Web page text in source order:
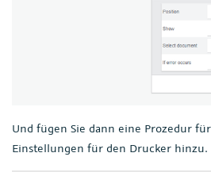
Und fügen Sie dann eine Prozedur
Einstellungen für den Drucker hinzu.